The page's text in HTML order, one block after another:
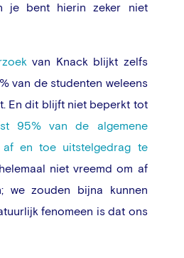
je bent hierin zeker niet
van Knack blijkt zelfs
van de studenten weleens
En dit blijft niet beperkt tot
95% van de algemene
en toe uitstelgedrag te
niet vreemd om af
we zouden bijna kunnen
fenomeen is dat ons